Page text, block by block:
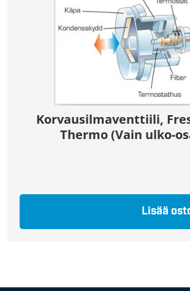
Korvausilmaventtiili,
Thermo (Vain ulko-
Lisää